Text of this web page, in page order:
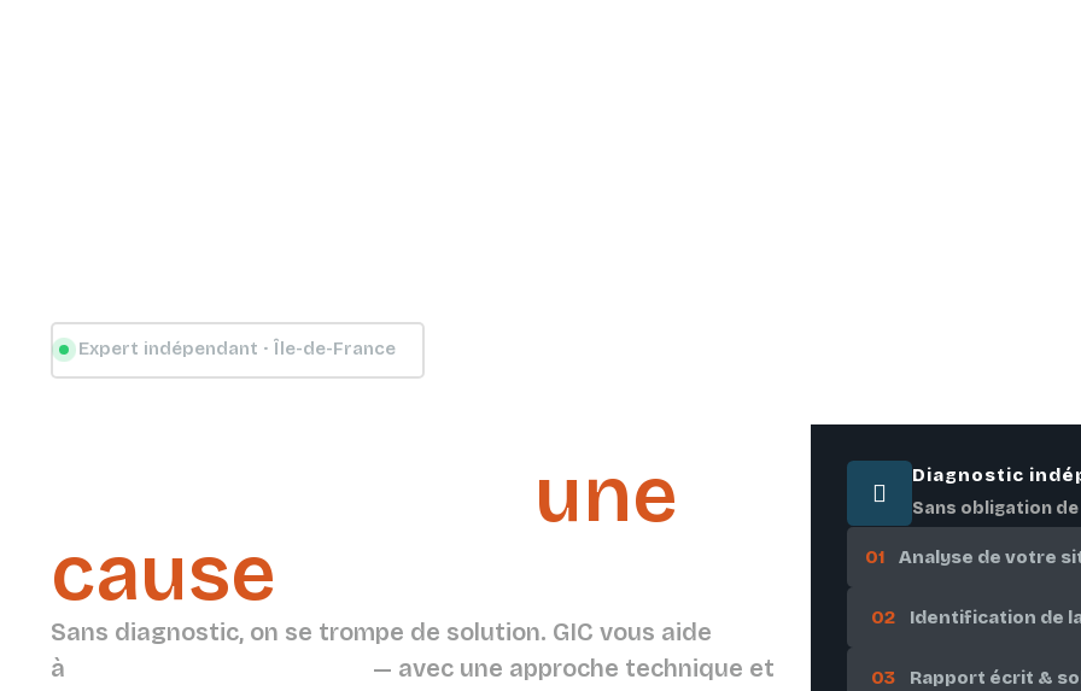
Expert indépendant · Île-de-France
une
cause
Sans diagnostic, on se trompe de solution. GIC vous aide
à
— avec une approche technique et
Diagnostic
Sans obligation
01 Analyse de votre
02 Identification de
03 Rapport écrit &